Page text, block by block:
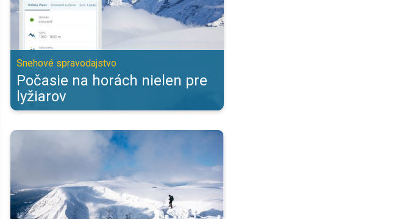
Snehové spravodajstvo
Počasie na horách nielen pre
lyžiarov
Ako sa máme správať v horskom teréne?. Počasie na horách v zime. . .